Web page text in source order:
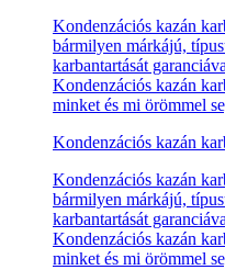
Kondenzációs kazán
bármilyen márkájú,
karbantartását
Kondenzációs kazán
minket és mi örömmel
Kondenzációs kazán
Kondenzációs kazán
bármilyen márkájú,
karbantartását
Kondenzációs kazán
minket és mi örömmel